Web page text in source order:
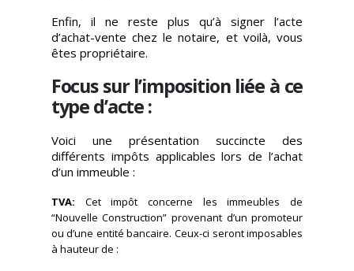
Enfin, il ne reste plus qu’à signer l’acte
d’achat-vente chez le notaire, et voilà, vous
êtes propriétaire.
Focus sur l’imposition liée à ce
type d’acte :
Voici une présentation succincte des
différents impôts applicables lors de l’achat
d’un immeuble :
TVA: Cet impôt concerne les immeubles de
“Nouvelle Construction” provenant d’un promoteur
ou d’une entité bancaire. Ceux-ci seront imposables
à hauteur de :